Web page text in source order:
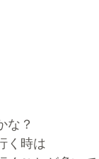
な？
く時は